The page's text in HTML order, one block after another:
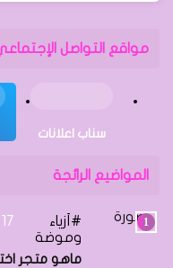
مواقع التواصل
سناب اعلانات
المواضيع الرائجة
أزياء
وموضة
17 مارس 2026
ماهو متجر